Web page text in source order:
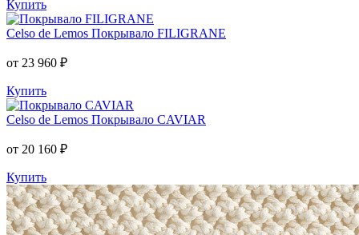
Купить
Celso de Lemos Покрывало FILIGRANE
от 23 960 ₽
Купить
Celso de Lemos Покрывало CAVIAR
от 20 160 ₽
Купить